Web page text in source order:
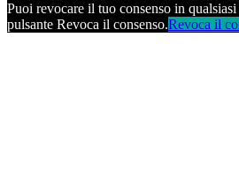
Puoi revocare il tuo consenso in
pulsante Revoca il consenso.Revoca il